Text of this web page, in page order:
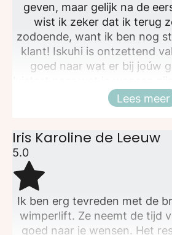
geven, maar gelijk na de
wist ik zeker dat ik terug
zodoende, want ik ben nog
klant! Iskuhi is ontzettend
goed naar wat er bij joúw
super lief en gezellig, dus het
als ik weer naar haar
Sluiten
Lees meer
Iris Karoline de Leeuw
5.0
Ik ben erg tevreden met de
wimperlift. Ze neemt de tijd
goed naar je wensen. Het